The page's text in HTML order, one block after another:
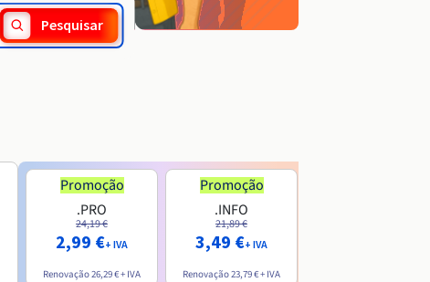
Pesquisar
Promoção
.PRO
24,19 €
2,99 €+ IVA
Renovação26,29 €+ IVA
Promoção
.INFO
21,89 €
3,49 €+ IVA
Renovação23,79 €+ IVA